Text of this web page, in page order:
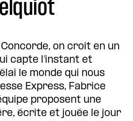
on croit en un
capte l’instant et
le monde qui nous
Express, Fabrice
proposent une
écrite et jouée le jour